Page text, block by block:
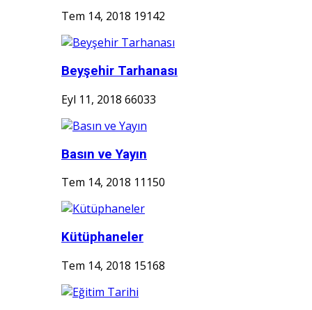
Tem 14, 2018 19142
Beyşehir Tarhanası
Eyl 11, 2018 66033
Basın ve Yayın
Tem 14, 2018 11150
Kütüphaneler
Tem 14, 2018 15168